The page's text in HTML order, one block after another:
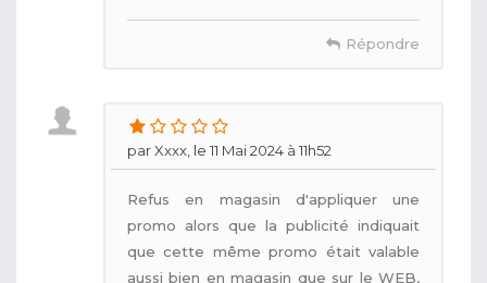
Répondre
par Xxxx, le 11 Mai 2024 à 11h52
Refus en magasin d'appliquer une
promo alors que la publicité indiquait
que cette même promo était valable
aussi bien en magasin que sur le WEB,